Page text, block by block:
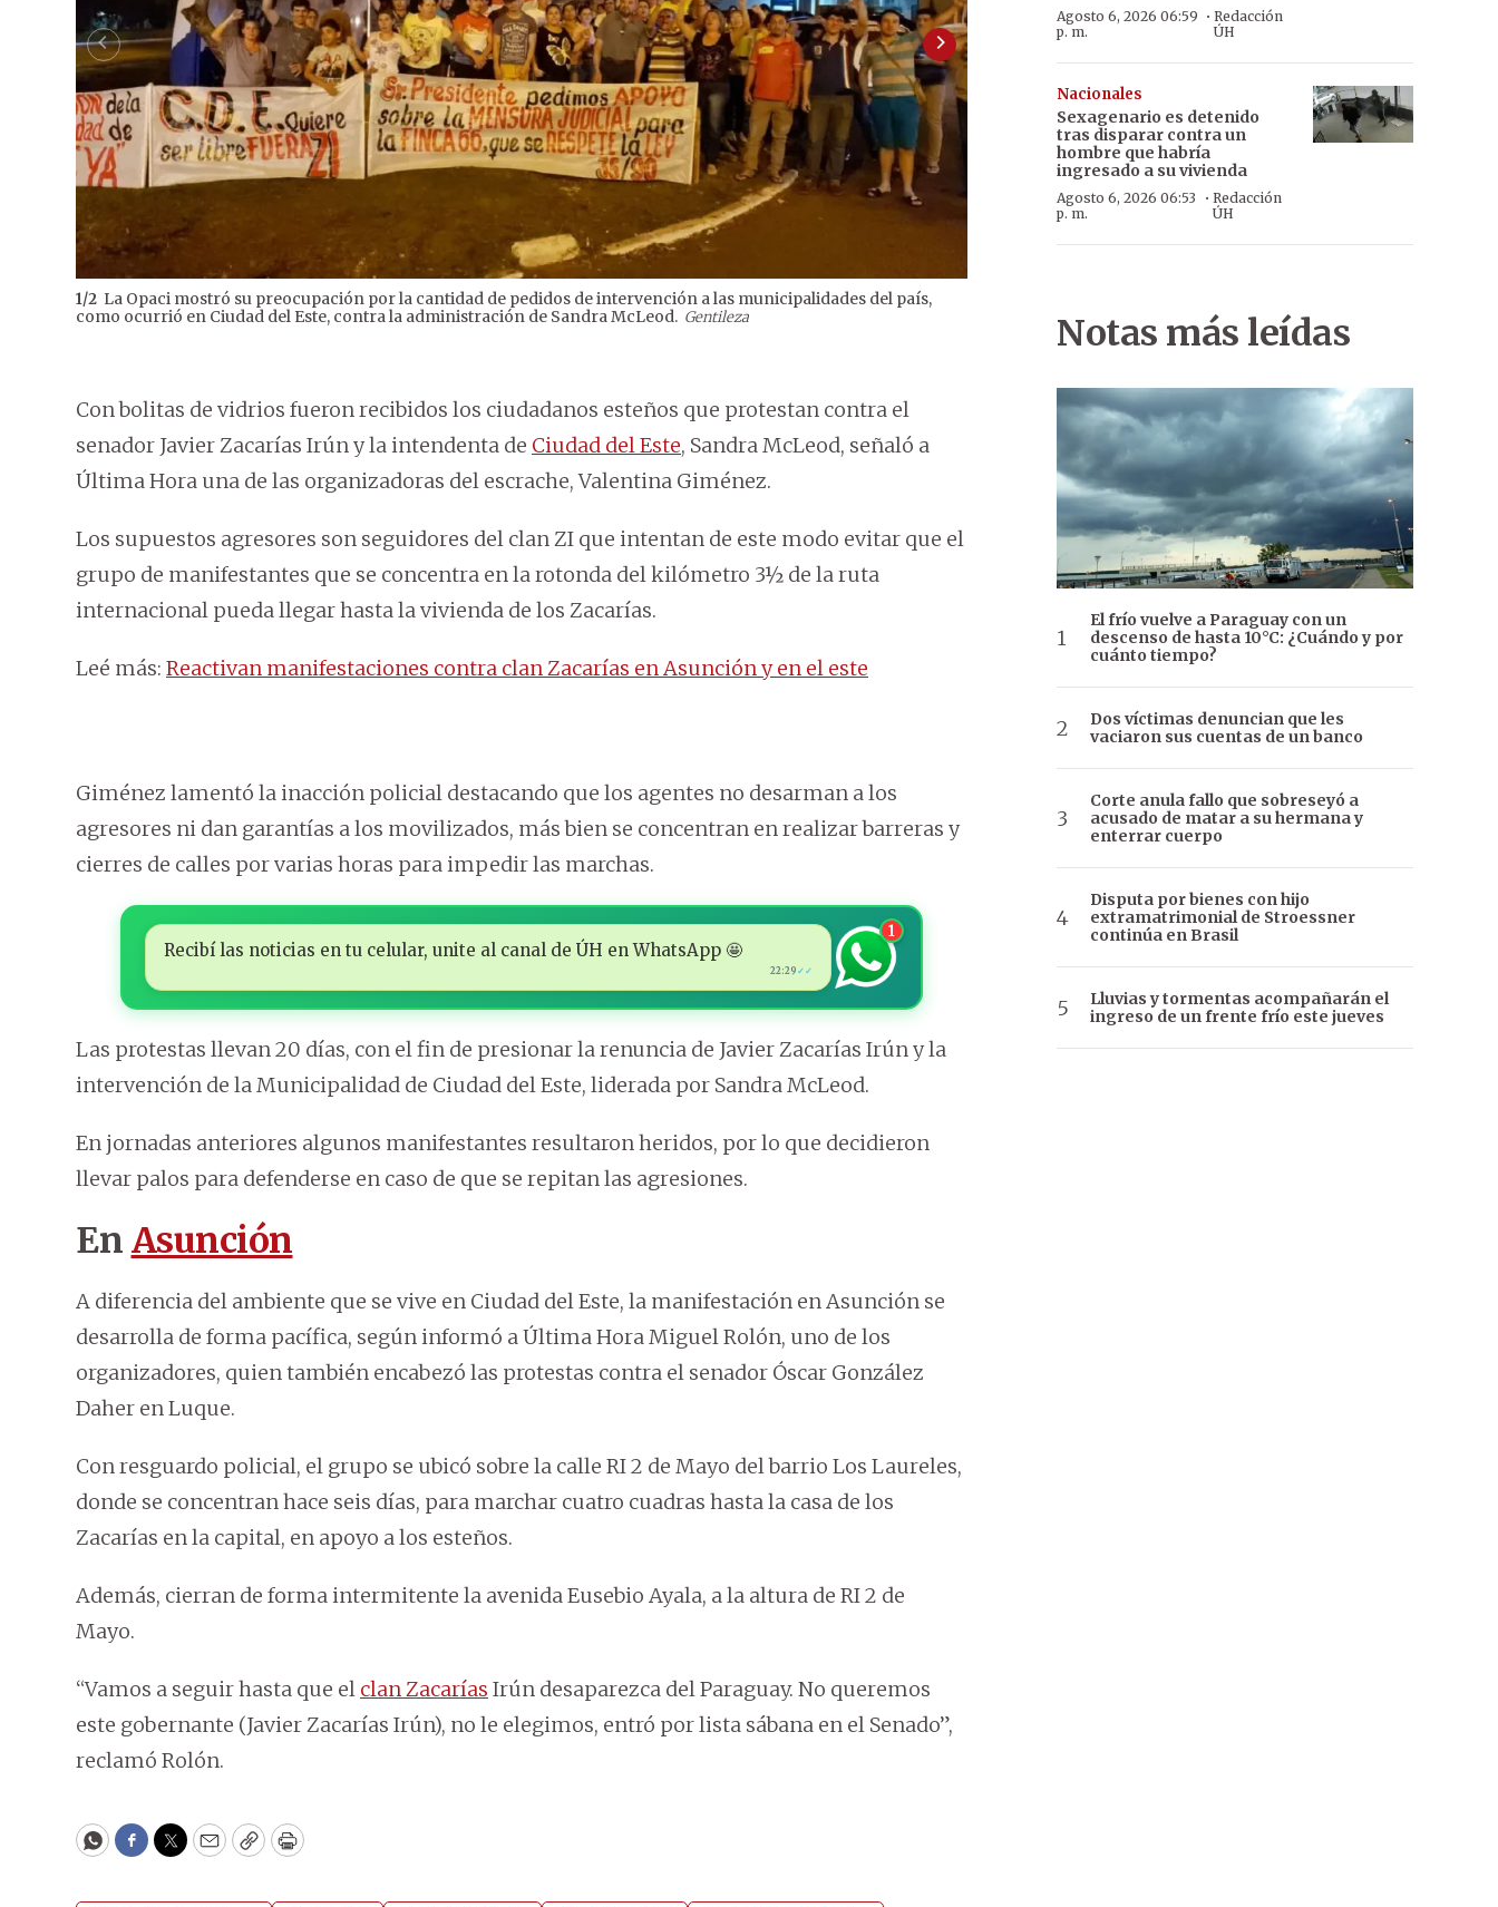
1/2 La Opaci mostró su preocupación por la cantidad de pedidos de intervención a las municipalidades del país,
como ocurrió en Ciudad del Este, contra la administración de Sandra McLeod. Gentileza
Con bolitas de vidrios fueron recibidos los ciudadanos esteños que protestan contra el
senador Javier Zacarías Irún y la intendenta de Ciudad del Este, Sandra McLeod, señaló a
Última Hora una de las organizadoras del escrache, Valentina Giménez.
Los supuestos agresores son seguidores del clan ZI que intentan de este modo evitar que el
grupo de manifestantes que se concentra en la rotonda del kilómetro 3½ de la ruta
internacional pueda llegar hasta la vivienda de los Zacarías.
Leé más: Reactivan manifestaciones contra clan Zacarías en Asunción y en el este
Giménez lamentó la inacción policial destacando que los agentes no desarman a los
agresores ni dan garantías a los movilizados, más bien se concentran en realizar barreras y
cierres de calles por varias horas para impedir las marchas.
Recibí las noticias en tu celular, unite al canal de ÚH en WhatsApp 🤩
22:29 ✓✓
1
Las protestas llevan 20 días, con el fin de presionar la renuncia de Javier Zacarías Irún y la
intervención de la Municipalidad de Ciudad del Este, liderada por Sandra McLeod.
En jornadas anteriores algunos manifestantes resultaron heridos, por lo que decidieron
llevar palos para defenderse en caso de que se repitan las agresiones.
En Asunción
A diferencia del ambiente que se vive en Ciudad del Este, la manifestación en Asunción se
desarrolla de forma pacífica, según informó a Última Hora Miguel Rolón, uno de los
organizadores, quien también encabezó las protestas contra el senador Óscar González
Daher en Luque.
Con resguardo policial, el grupo se ubicó sobre la calle RI 2 de Mayo del barrio Los Laureles,
donde se concentran hace seis días, para marchar cuatro cuadras hasta la casa de los
Zacarías en la capital, en apoyo a los esteños.
Además, cierran de forma intermitente la avenida Eusebio Ayala, a la altura de RI 2 de
Mayo.
“Vamos a seguir hasta que el clan Zacarías Irún desaparezca del Paraguay. No queremos
este gobernante (Javier Zacarías Irún), no le elegimos, entró por lista sábana en el Senado”,
reclamó Rolón.
WhatsApp
Facebook
Twitter
EmailCopyPrint
Agosto 6, 2026 06:59
p. m.
· Redacción
ÚH
Nacionales
Sexagenario es detenido
tras disparar contra un
hombre que habría
ingresado a su vivienda
Agosto 6, 2026 06:53
p. m.
· Redacción
ÚH
Notas más leídas
El frío vuelve a Paraguay con un
descenso de hasta 10°C: ¿Cuándo y por
cuánto tiempo?
Dos víctimas denuncian que les
vaciaron sus cuentas de un banco
Corte anula fallo que sobreseyó a
acusado de matar a su hermana y
enterrar cuerpo
Disputa por bienes con hijo
extramatrimonial de Stroessner
continúa en Brasil
Lluvias y tormentas acompañarán el
ingreso de un frente frío este jueves